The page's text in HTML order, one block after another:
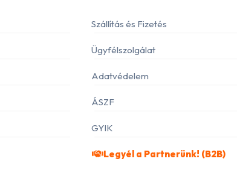
Szállítás és Fizetés
Ügyfélszolgálat
Adatvédelem
ÁSZF
GYIK
Legyél a Partnerünk! (B2B)